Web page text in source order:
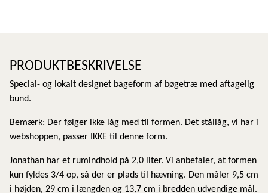
PRODUKTBESKRIVELSE
Special- og lokalt designet bageform af bøgetræ med aftagelig
bund.
Bemærk: Der følger ikke låg med til formen. Det stållåg, vi har i
webshoppen, passer IKKE til denne form.
Jonathan har et rumindhold på 2,0 liter. Vi anbefaler, at formen
kun fyldes 3/4 op, så der er plads til hævning. Den måler 9,5 cm
i højden, 29 cm i længden og 13,7 cm i bredden udvendige mål.